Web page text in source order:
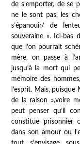
de s’emporter, de se
ne le sont pas, les
s’épanouir/ de
souveraine ».
Ici-bas
que l’on pourrait
mère, on passe à
jusqu’à la mort qui
mémoire des
l’esprit. Mais,
de la raison »,voire
peut penser qu’il
constitue prisonnier
dans son amour ou